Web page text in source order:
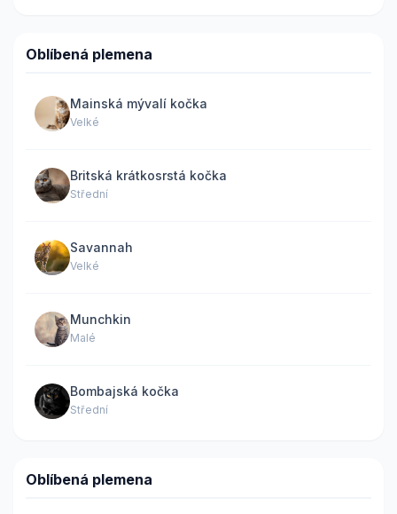
Oblíbená plemena
Mainská mývalí kočka
Velké
Britská krátkosrstá kočka
Střední
Savannah
Velké
Munchkin
Malé
Bombajská kočka
Střední
Oblíbená plemena